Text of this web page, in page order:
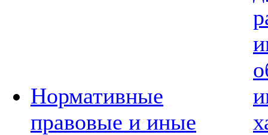
Нормативные
правовые и иные